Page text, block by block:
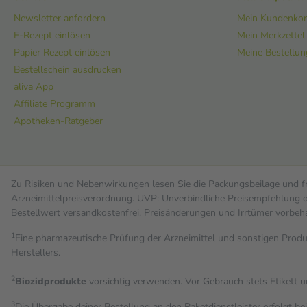
Newsletter anfordern
E-Rezept einlösen
Papier Rezept einlösen
Bestellschein ausdrucken
aliva App
Affiliate Programm
Apotheken-Ratgeber
Mein
Mein Merkzettel
Meine
Zu Risiken und Nebenwirkungen lesen Sie die Packungsbeilage
Arzneimittelpreisverordnung. UVP: Unverbindliche
Bestell­wert versand­kosten­frei. Preisänderungen und Irrtümer
1Eine pharmazeutische Prüfung der Arzneimittel und sonstigen
Herstellers.
2Biozidprodukte vorsichtig verwenden. Vor Gebrauch stets Etikett
3